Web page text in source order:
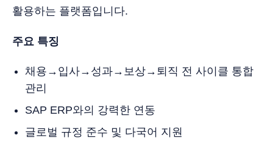
활용하는 플랫폼입니다.
주요 특징
채용→입사→성과→보상→퇴직 전 사이클 통합
관리
SAP ERP와의 강력한 연동
글로벌 규정 준수 및 다국어 지원